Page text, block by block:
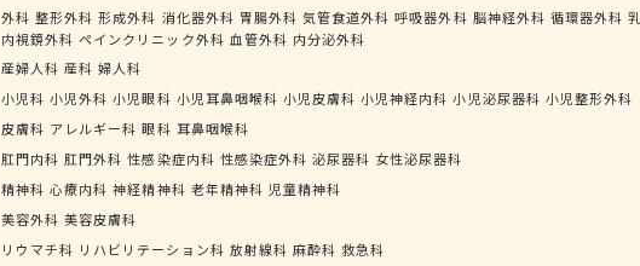
外科 整形外科 形成外科 消化器外科 胃腸外科 気管食道外科 呼吸器外科 脳神経外科 循環器外科
内視鏡外科 ペインクリニック外科 血管外科 内分泌外科
産婦人科 産科 婦人科
小児科 小児外科 小児眼科 小児耳鼻咽喉科 小児皮膚科 小児神経内科 小児泌尿器科 小児整形外科
皮膚科 アレルギー科 眼科 耳鼻咽喉科
肛門内科 肛門外科 性感染症内科 性感染症外科 泌尿器科 女性泌尿器科
精神科 心療内科 神経精神科 老年精神科 児童精神科
美容外科 美容皮膚科
リウマチ科 リハビリテーション科 放射線科 麻酔科 救急科